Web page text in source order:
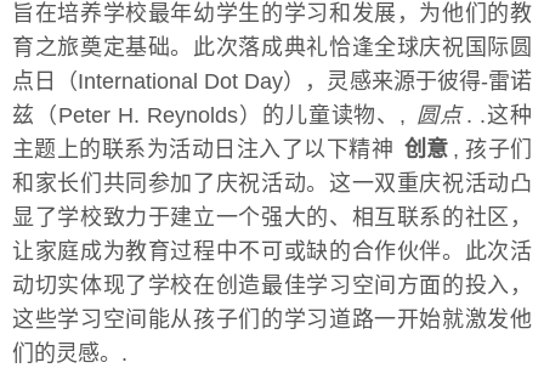
旨在培养学校最年幼学生的学习和发展，为他们的教
育之旅奠定基础。此次落成典礼恰逢全球庆祝国际圆
点日（International Dot Day），灵感来源于彼得-雷诺
兹（Peter H. Reynolds）的儿童读物、, 圆点. .这种
主题上的联系为活动日注入了以下精神 创意 , 孩子们
和家长们共同参加了庆祝活动。这一双重庆祝活动凸
显了学校致力于建立一个强大的、相互联系的社区，
让家庭成为教育过程中不可或缺的合作伙伴。此次活
动切实体现了学校在创造最佳学习空间方面的投入，
这些学习空间能从孩子们的学习道路一开始就激发他
们的灵感。.